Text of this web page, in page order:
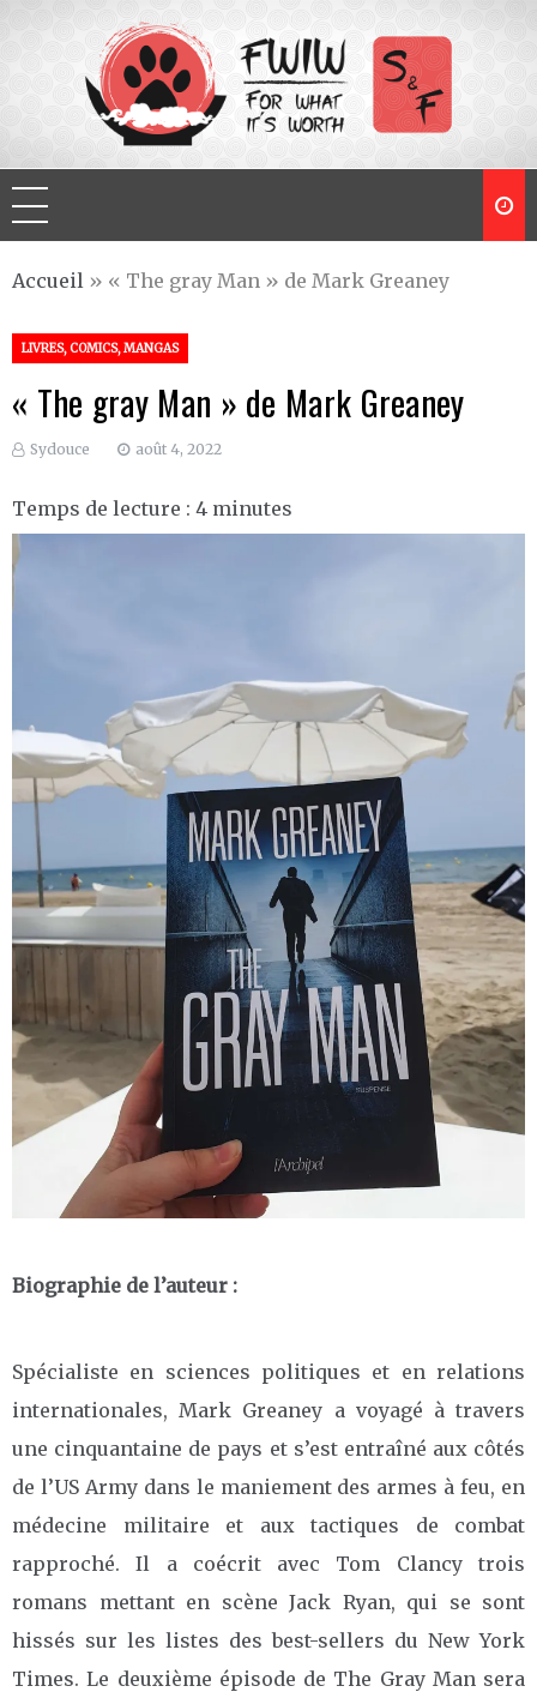
For What It's Worth
Y'a que les imbéciles qui changent pas d'avis
Accueil » « The gray Man » de Mark Greaney
LIVRES, COMICS, MANGAS
« The gray Man » de Mark Greaney
Sydouce août 4, 2022
Temps de lecture : 4 minutes
Biographie de l’auteur :
Spécialiste en sciences politiques et en relations
internationales, Mark Greaney a voyagé à travers
une cinquantaine de pays et s’est entraîné aux côtés
de l’US Army dans le maniement des armes à feu, en
médecine militaire et aux tactiques de combat
rapproché. Il a coécrit avec Tom Clancy trois
romans mettant en scène Jack Ryan, qui se sont
hissés sur les listes des best-sellers du New York
Times. Le deuxième épisode de The Gray Man sera